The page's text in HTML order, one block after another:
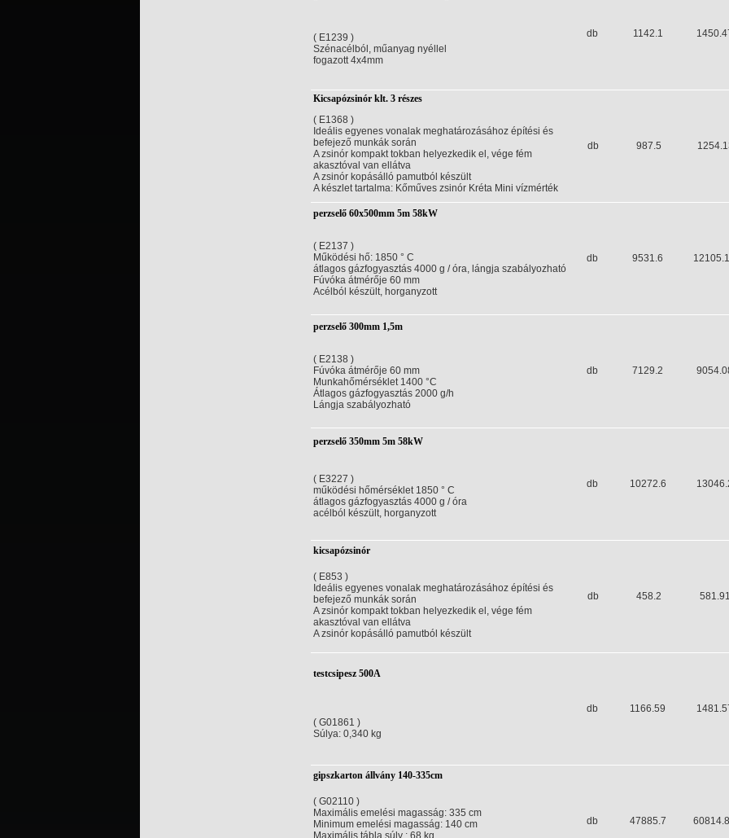
db 1142.1
( E1239 )
Szénacélból, műanyag nyéllel
fogazott 4x4mm
Kicsapózsinór klt. 3 részes
db 987.5
( E1368 )
Ideális egyenes vonalak meghatározásához építési és
befejező munkák során
A zsinór kompakt tokban helyezkedik el, vége fém
akasztóval van ellátva
A zsinór kopásálló pamutból készült
A készlet tartalma: Kőműves zsinór Kréta Mini vízmérték
perzselő 60x500mm 5m 58kW
db 9531.6
( E2137 )
Működési hő: 1850 ° C
átlagos gázfogyasztás 4000 g / óra, lángja szabályozható
Fúvóka átmérője 60 mm
Acélból készült, horganyzott
perzselő 300mm 1,5m
db 7129.2
( E2138 )
Fúvóka átmérője 60 mm
Munkahőmérséklet 1400 °C
Átlagos gázfogyasztás 2000 g/h
Lángja szabályozható
perzselő 350mm 5m 58kW
db 10272.6
( E3227 )
működési hőmérséklet 1850 ° C
átlagos gázfogyasztás 4000 g / óra
acélból készült, horganyzott
kicsapózsinór
db 458.2
( E853 )
Ideális egyenes vonalak meghatározásához építési és
befejező munkák során
A zsinór kompakt tokban helyezkedik el, vége fém
akasztóval van ellátva
A zsinór kopásálló pamutból készült
testcsipesz 500A
db 1166.59
( G01861 )
Súlya: 0,340 kg
gipszkarton állvány 140-335cm
db 47885.7
( G02110 )
Maximális emelési magasság: 335 cm
Minimum emelési magasság: 140 cm
Maximális tábla súly : 68 kg